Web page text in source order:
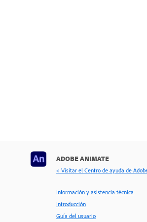
ADOBE ANIMATE
< Visitar el Centro de ayuda de
Información y asistencia técnica
Introducción
Guía del usuario